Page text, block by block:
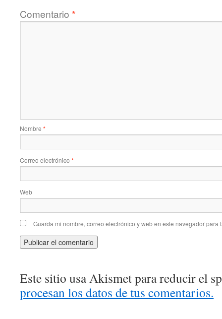
Comentario *
Nombre *
Correo electrónico *
Web
Guarda mi nombre, correo electrónico y web en este navegador para
Este sitio usa Akismet para reducir el
procesan los datos de tus comentarios.